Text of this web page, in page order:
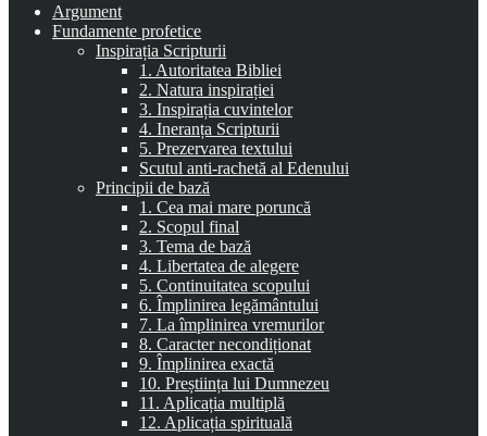
Argument
Fundamente profetice
Inspirația Scripturii
1. Autoritatea Bibliei
2. Natura inspirației
3. Inspirația cuvintelor
4. Ineranța Scripturii
5. Prezervarea textului
Scutul anti-rachetă al Edenului
Principii de bază
1. Cea mai mare poruncă
2. Scopul final
3. Tema de bază
4. Libertatea de alegere
5. Continuitatea scopului
6. Împlinirea legământului
7. La împlinirea vremurilor
8. Caracter necondiționat
9. Împlinirea exactă
10. Preștiința lui Dumnezeu
11. Aplicația multiplă
12. Aplicația spirituală